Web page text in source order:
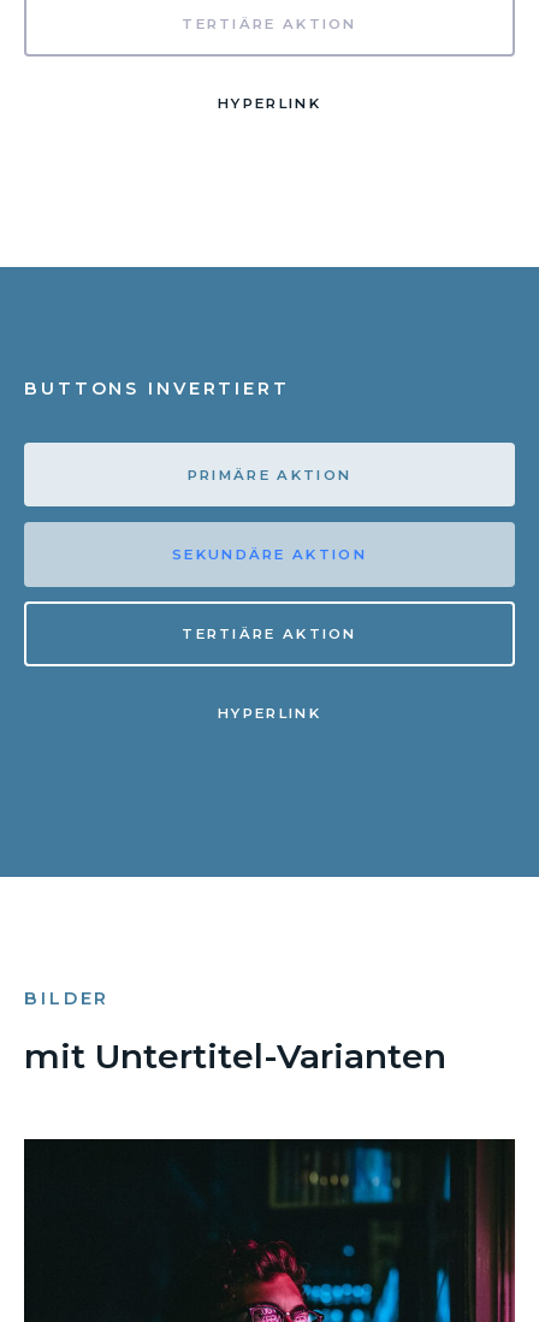
TERTIÄRE AKTION
HYPERLINK
BUTTONS INVERTIERT
PRIMÄRE AKTION
SEKUNDÄRE AKTION
TERTIÄRE AKTION
HYPERLINK
BILDER
mit Untertitel-Varianten